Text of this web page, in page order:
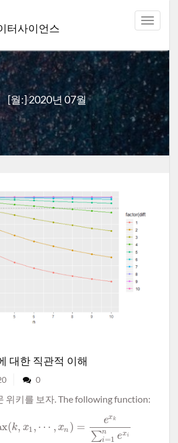
Toggle
터사이언스
[월:]2020년 07월
대한 직관적 이해
0
위키를 보자. The following function:
(k, x1, ⋯ , xn ) =
exk
∑n
i=1 exi